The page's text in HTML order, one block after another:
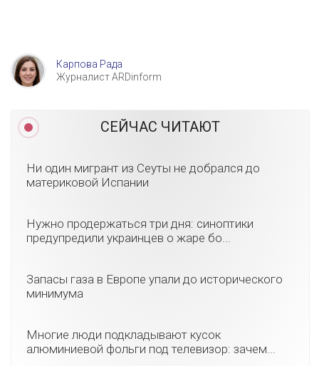
Карпова Рада
Журналист ARDinform
СЕЙЧАС ЧИТАЮТ
Ни один мигрант из Сеуты не добрался до
материковой Испании
Нужно продержаться три дня: синоптики
предупредили украинцев о жаре бо...
Запасы газа в Европе упали до исторического
минимума
Многие люди подкладывают кусок
алюминиевой фольги под телевизор: зачем...